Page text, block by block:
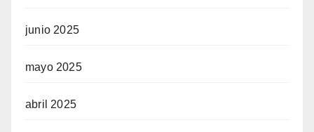
junio 2025
mayo 2025
abril 2025